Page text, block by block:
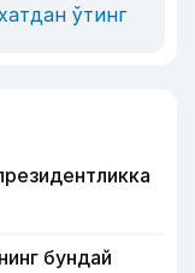
ўтинг
бундай